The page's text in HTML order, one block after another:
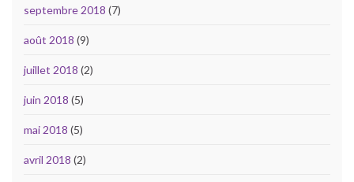
septembre 2018 (7)
août 2018 (9)
juillet 2018 (2)
juin 2018 (5)
mai 2018 (5)
avril 2018 (2)